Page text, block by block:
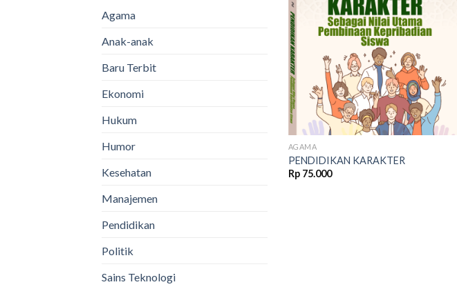
Agama
Anak-anak
Baru Terbit
Ekonomi
Hukum
Humor
Kesehatan
Manajemen
Pendidikan
Politik
Sains Teknologi
Add to
wishlist
AGAMA
PENDIDIKAN KARAKTER
Rp75.000